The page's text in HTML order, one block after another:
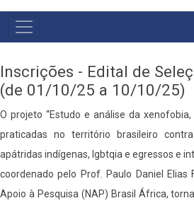
NAVEGAÇÃO
PRINCIPAL
Inscrições - Edital de
(de 01/10/25 a 10/10/25)
O projeto “Estudo e análise da
praticadas no território brasileiro
apátridas indígenas, lgbtqia e egressos e
coordenado pelo Prof. Paulo Daniel Elias
Apoio à Pesquisa (NAP) Brasil África,